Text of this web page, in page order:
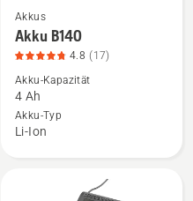
Mehr
Details
zu
Akku
B140
anzeigen,
Akkus
Akku B140
4.8 (17)
Akku-Kapazität
4 Ah
Akku-Typ
Li-Ion